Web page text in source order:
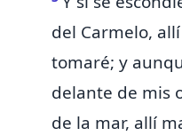
del Carmelo,
tomaré; y
delante de mis
de la mar, allí